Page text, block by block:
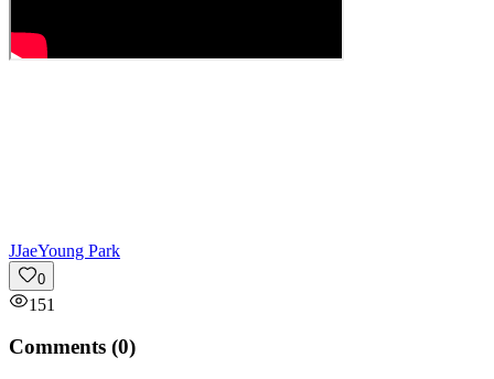
JJaeYoung Park
0
151
Comments (0)